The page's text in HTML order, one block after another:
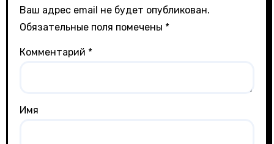
Ваш адрес email не будет опубликован.
Обязательные поля помечены *
Комментарий *
Имя